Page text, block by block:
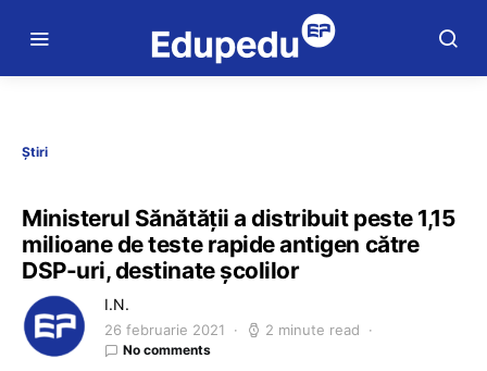
Știri
Ministerul Sănătății a distribuit peste 1,15
milioane de teste rapide antigen către
DSP-uri, destinate școlilor
I.N.
26 februarie 2021 2 minute read
No comments